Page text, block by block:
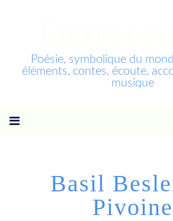
Poésie, symbolique du
éléments, contes, écoute,
musique
Basil
Pivoine